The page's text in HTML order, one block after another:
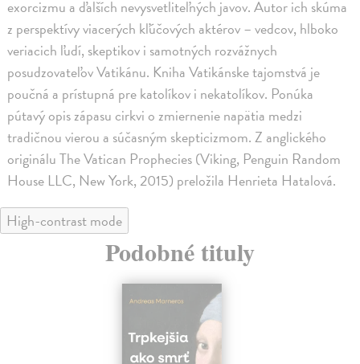
exorcizmu a ďalších nevysvetliteľných javov. Autor ich skúma
z perspektívy viacerých kľúčových aktérov – vedcov, hlboko
veriacich ľudí, skeptikov i samotných rozvážnych
posudzovateľov Vatikánu. Kniha Vatikánske tajomstvá je
poučná a prístupná pre katolíkov i nekatolíkov. Ponúka
pútavý opis zápasu cirkvi o zmiernenie napätia medzi
tradičnou vierou a súčasným skepticizmom. Z anglického
originálu The Vatican Prophecies (Viking, Penguin Random
House LLC, New York, 2015) preložila Henrieta Hatalová.
High-contrast mode
Podobné tituly